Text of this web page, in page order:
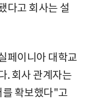
다고 회사는 설
페이니아 대학교
. 회사 관계자는
확보했다"고